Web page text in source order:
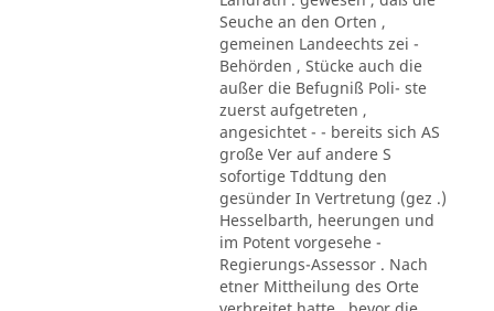
Seuche an den Orten ,
gemeinen Landeechts zei -
Behörden , Stücke auch die
außer die Befugniß Poli- ste
zuerst aufgetreten ,
angesichtet - - bereits sich AS
große Ver auf andere S
sofortige Tddtung den
gesünder In Vertretung (gez .)
Hesselbarth, heerungen und
im Potent vorgesehe -
Regierungs-Assessor . Nach
etner Mittheilung des Orte